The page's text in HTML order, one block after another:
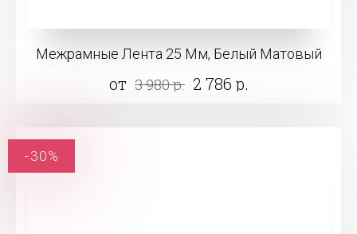
Межрамные Лента 25 Мм, Белый Матовый
от 3 980 р. 2 786 р.
-30%